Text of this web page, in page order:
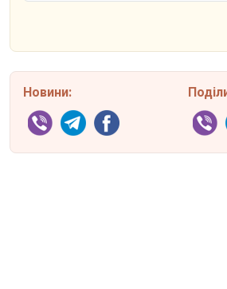
Новини: